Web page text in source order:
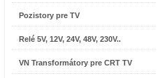
Pozistory pre TV
Relé 5V, 12V, 24V, 48V, 230V..
VN Transformátory pre CRT TV